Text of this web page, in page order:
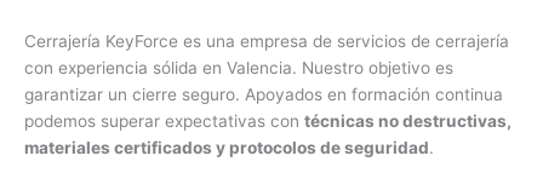
Cerrajería KeyForce es una empresa de servicios de cerrajería
con experiencia sólida en Valencia. Nuestro objetivo es
garantizar un cierre seguro. Apoyados en formación continua
podemos superar expectativas con técnicas no destructivas,
materiales certificados y protocolos de seguridad.